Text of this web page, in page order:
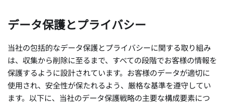
データ保護とプライバシー
当社の包括的なデータ保護とプライバシーに関する取り組み
は、収集から削除に至るまで、すべての段階でお客様の情報を
保護するように設計されています。お客様のデータが適切に
使用され、安全性が保たれるよう、厳格な基準を遵守してい
ます。以下に、当社のデータ保護戦略の主要な構成要素につ